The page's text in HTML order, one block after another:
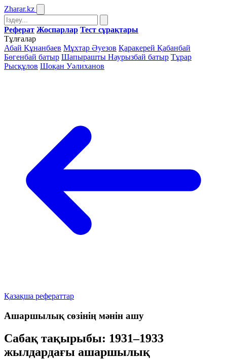
Zharar.kz
Реферат Жоспарлар Тест сұрақтары
Тұлғалар
Абай Құнанбаев Мұхтар Әуезов Қаракерей Қабанбай
Бөгенбай батыр Шапырашты Наурызбай батыр Тұрар
Рысқұлов Шоқан Уәлиханов
Қазақша рефераттар
Ашаршылық сөзінің мәнін ашу
Сабақ тақырыбы: 1931–1933
жылдардағы ашаршылық